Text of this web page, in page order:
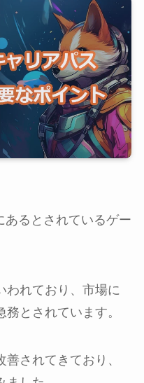
あるとされているゲー
われており、市場に
とされています。
されてきており、